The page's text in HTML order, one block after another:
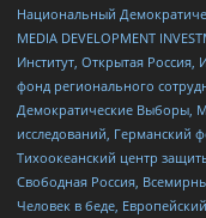
Национальный
MEDIA DEVELOPMENT
Институт, Открытая
фонд регионального
Демократические Выборы,
исследований, Германский
Тихоокеанский центр
Свободная Россия,
Человек в беде,